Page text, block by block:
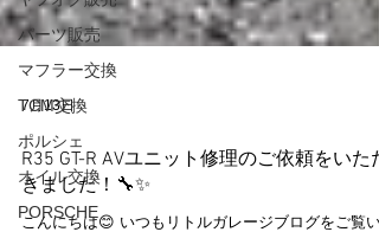
パーツ販売
マフラー交換
TCM交換
ポルシェ
オイル交換
PORSCHE
7月13日
R35 GT-R AVユニット修理のご依頼をいただ
きました！🔧✨